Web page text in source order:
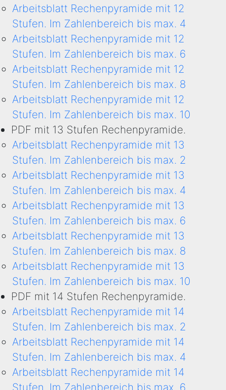
Arbeitsblatt Rechenpyramide mit 12
Stufen. Im Zahlenbereich bis max. 4
Arbeitsblatt Rechenpyramide mit 12
Stufen. Im Zahlenbereich bis max. 6
Arbeitsblatt Rechenpyramide mit 12
Stufen. Im Zahlenbereich bis max. 8
Arbeitsblatt Rechenpyramide mit 12
Stufen. Im Zahlenbereich bis max. 10
PDF mit 13 Stufen Rechenpyramide.
Arbeitsblatt Rechenpyramide mit 13
Stufen. Im Zahlenbereich bis max. 2
Arbeitsblatt Rechenpyramide mit 13
Stufen. Im Zahlenbereich bis max. 4
Arbeitsblatt Rechenpyramide mit 13
Stufen. Im Zahlenbereich bis max. 6
Arbeitsblatt Rechenpyramide mit 13
Stufen. Im Zahlenbereich bis max. 8
Arbeitsblatt Rechenpyramide mit 13
Stufen. Im Zahlenbereich bis max. 10
PDF mit 14 Stufen Rechenpyramide.
Arbeitsblatt Rechenpyramide mit 14
Stufen. Im Zahlenbereich bis max. 2
Arbeitsblatt Rechenpyramide mit 14
Stufen. Im Zahlenbereich bis max. 4
Arbeitsblatt Rechenpyramide mit 14
Stufen. Im Zahlenbereich bis max. 6